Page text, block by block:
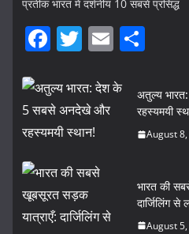
प्रतीक भारत में दर्शनीय 10 सबसे प्रसिद्ध
F
c
e
b
o
o
k
T
itt
er
E
ai ar
e
अतुल्य
रहस्यमयी
August
भारत की
दार्जिलिंग
August